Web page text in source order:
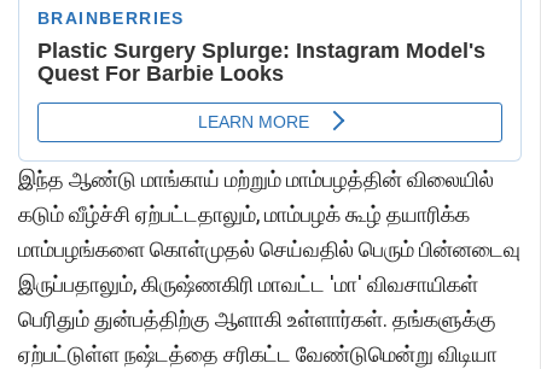
இந்த ஆண்டு மாங்காய் மற்றும் மாம்பழத்தின் விலையில்
கடும் வீழ்ச்சி ஏற்பட்டதாலும், மாம்பழக் கூழ் தயாரிக்க
மாம்பழங்களை கொள்முதல் செய்வதில் பெரும் பின்னடைவு
இருப்பதாலும், கிருஷ்ணகிரி மாவட்ட 'மா' விவசாயிகள்
பெரிதும் துன்பத்திற்கு ஆளாகி உள்ளார்கள். தங்களுக்கு
ஏற்பட்டுள்ள நஷ்டத்தை சரிகட்ட வேண்டுமென்று விடியா